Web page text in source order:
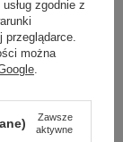
zwyszukiwarki
nie
zgodnie z
można
Zawsze
aktywne